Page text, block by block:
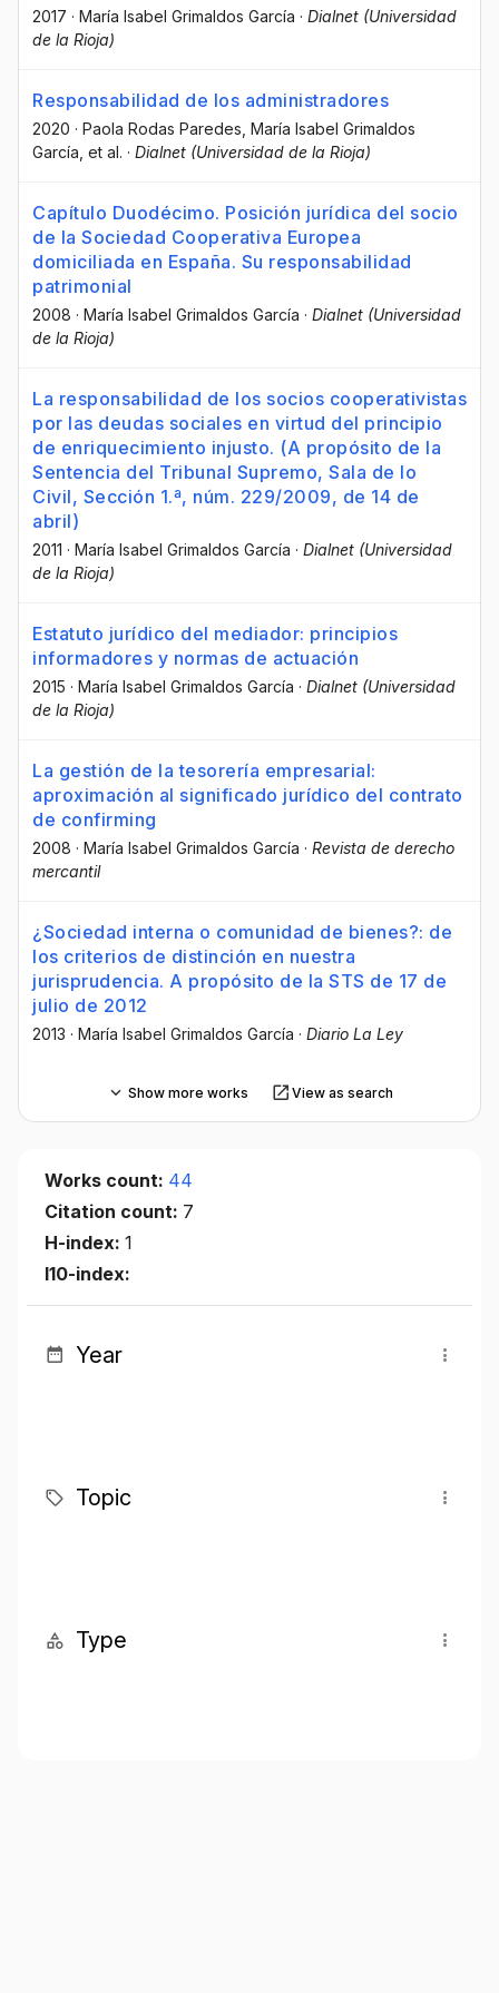
2017 · María Isabel Grimaldos García · Dialnet (Universidad
de la Rioja)
Responsabilidad de los administradores
2020 · Paola Rodas Paredes , María Isabel Grimaldos
García , et al. · Dialnet (Universidad de la Rioja)
Capítulo Duodécimo. Posición jurídica del socio
de la Sociedad Cooperativa Europea
domiciliada en España. Su responsabilidad
patrimonial
2008 · María Isabel Grimaldos García · Dialnet (Universidad
de la Rioja)
La responsabilidad de los socios cooperativistas
por las deudas sociales en virtud del principio
de enriquecimiento injusto. (A propósito de la
Sentencia del Tribunal Supremo, Sala de lo
Civil, Sección 1.ª, núm. 229/2009, de 14 de
abril)
2011 · María Isabel Grimaldos García · Dialnet (Universidad
de la Rioja)
Estatuto jurídico del mediador: principios
informadores y normas de actuación
2015 · María Isabel Grimaldos García · Dialnet (Universidad
de la Rioja)
La gestión de la tesorería empresarial:
aproximación al significado jurídico del contrato
de confirming
2008 · María Isabel Grimaldos García · Revista de derecho
mercantil
¿Sociedad interna o comunidad de bienes?: de
los criterios de distinción en nuestra
jurisprudencia. A propósito de la STS de 17 de
julio de 2012
2013 · María Isabel Grimaldos García · Diario La Ley
Show more works View as search
Works count: 44
Citation count: 7
H-index: 1
I10-index:
Year
Topic
Type